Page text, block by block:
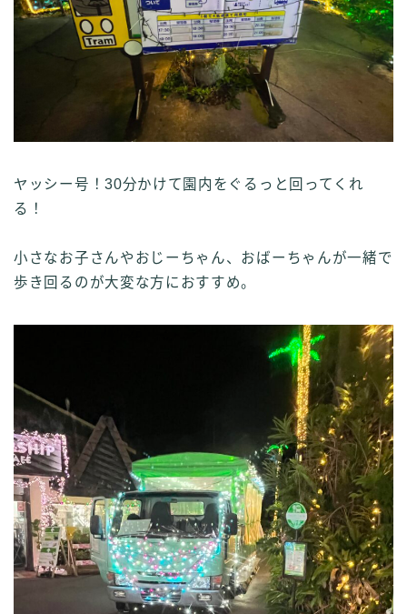
ヤッシー号！30分かけて園内をぐるっと回ってくれ
る！
小さなお子さんやおじーちゃん、おばーちゃんが一緒で
歩き回るのが大変な方におすすめ。